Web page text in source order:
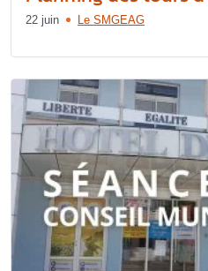
22 juin Le SMGEAG